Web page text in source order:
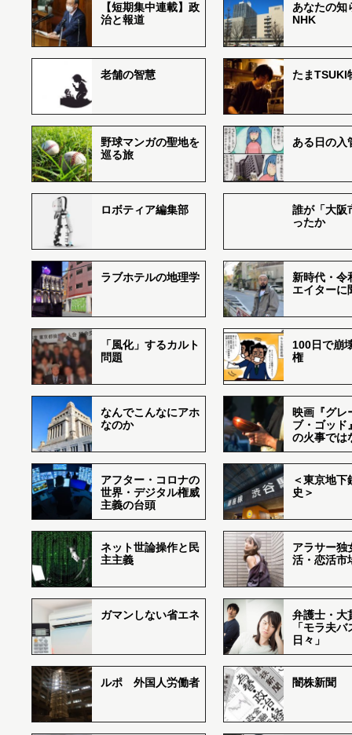
【短期集中連載】政
治と報道
あなたの知
NHK
老舗の智慧 たまTSUKI
野球マンガの聖地を
巡る旅
ある日の入
ロボティア編集部
誰が「大阪
ったか
ラブホテルの地理学
新時代・令
エイターに
「風化」するカルト
問題
100日で崩
権
なんでこんなにアホ
なのか
映画『グレ
ブ・ゴッド
の火事では
アフター・コロナの
世界・デジタル権威
主義の台頭
＜東京地下
史＞
ネット世論操作と民
主主義
アラサー独
活・恋活市
ガマンしない省エネ
弁護士・大
「モラ夫
日々」
ルポ 外国人労働者 闇株新聞